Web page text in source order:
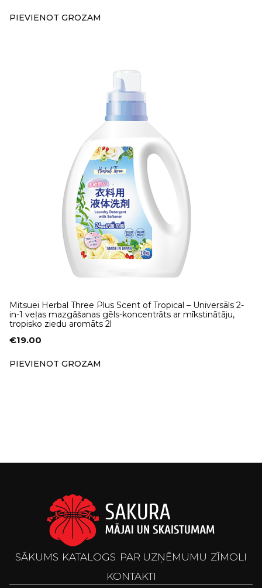
PIEVIENOT GROZAM
Mitsuei Herbal Three Plus Scent of Tropical – Universāls 2-
in-1 veļas mazgāšanas gēls-koncentrāts ar mīkstinātāju,
tropisko ziedu aromāts 2l
€19.00
PIEVIENOT GROZAM
SĀKUMS KATALOGS PAR UZŅĒMUMU ZĪMOLI
KONTAKTI